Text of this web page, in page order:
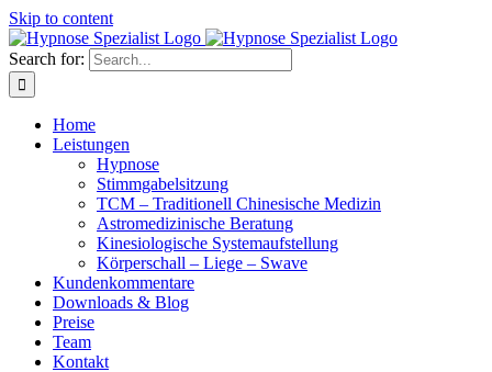
Skip to content
Search for:
Home
Leistungen
Hypnose
Stimmgabelsitzung
TCM – Traditionell Chinesische Medizin
Astromedizinische Beratung
Kinesiologische Systemaufstellung
Körperschall – Liege – Swave
Kundenkommentare
Downloads & Blog
Preise
Team
Kontakt